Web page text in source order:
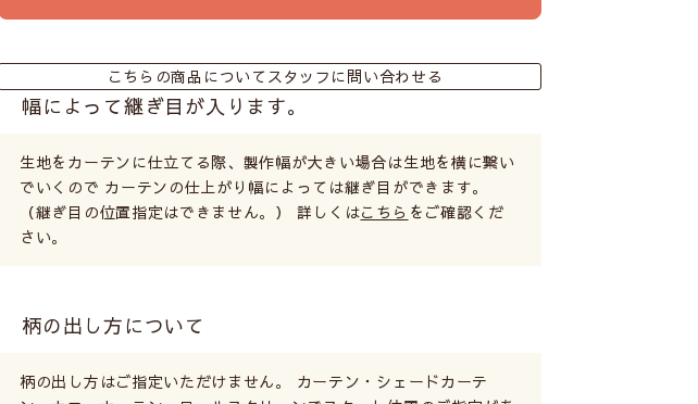
こちらの商品についてスタッフに問い合わせる
幅によって継ぎ目が入ります。
生地をカーテンに仕立てる際、製作幅が大きい場合は生地を横に繋い
でいくので カーテンの仕上がり幅によっては継ぎ目ができます。
（継ぎ目の位置指定はできません。） 詳しくはこちら をご確認くだ
さい。
柄の出し方について
柄の出し方はご指定いただけません。 カーテン・シェードカーテ